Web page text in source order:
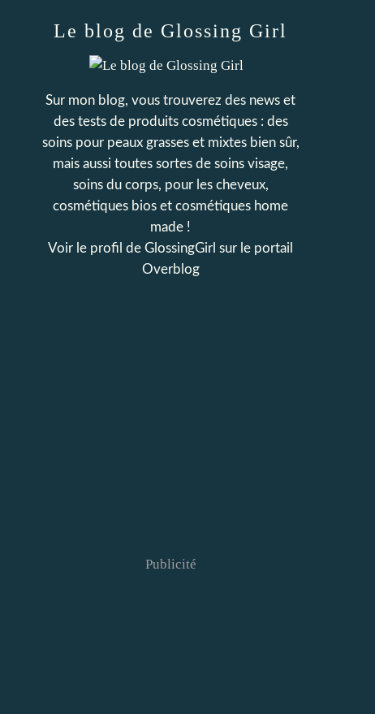
Le blog de Glossing Girl
Sur mon blog, vous trouverez des news et
des tests de produits cosmétiques : des
soins pour peaux grasses et mixtes bien sûr,
mais aussi toutes sortes de soins visage,
soins du corps, pour les cheveux,
cosmétiques bios et cosmétiques home
made !
Voir le profil de GlossingGirl sur le portail
Overblog
Publicité